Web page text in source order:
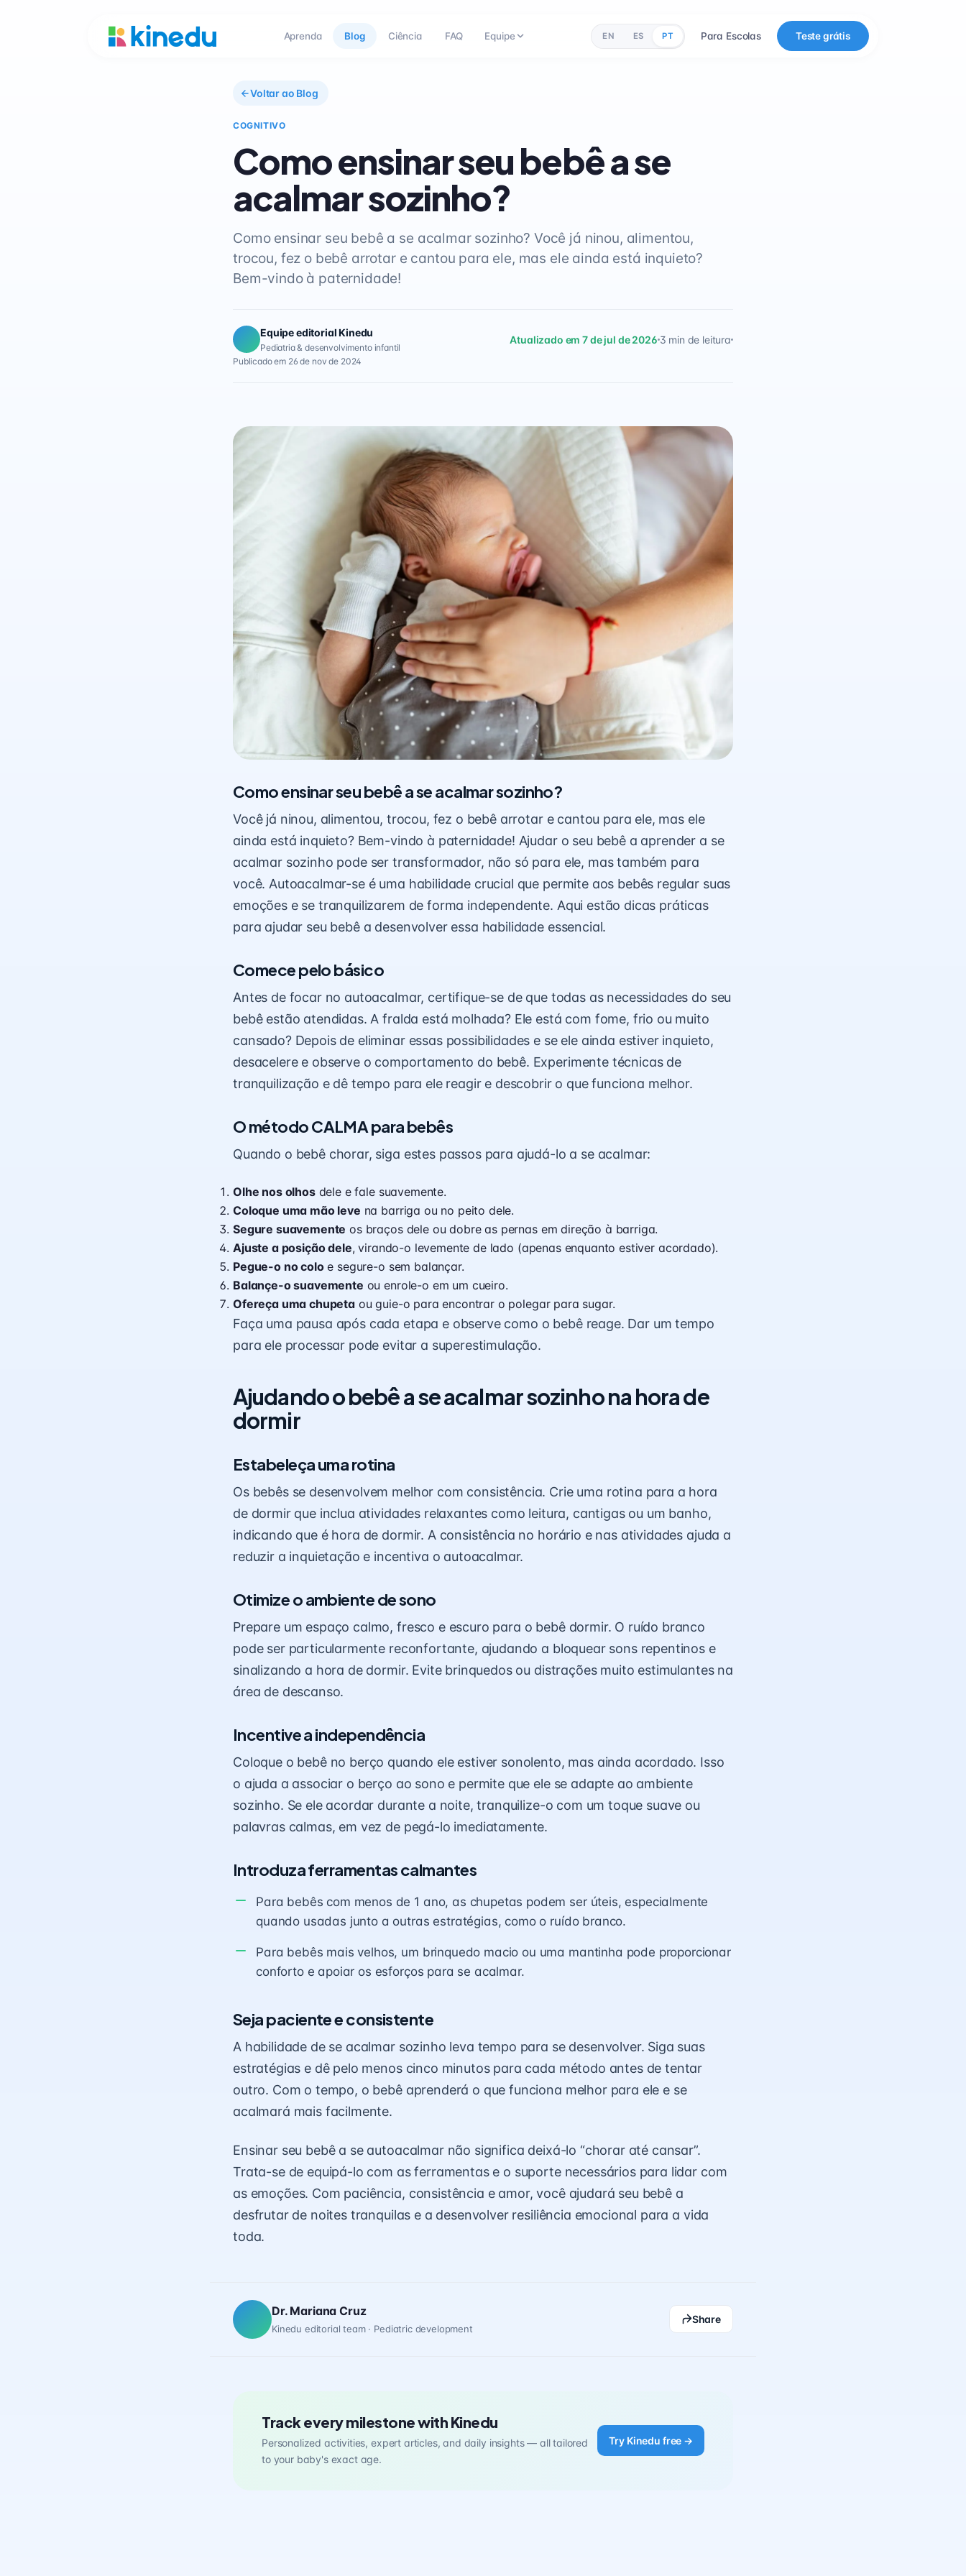
Aprenda Blog Ciência FAQ Equipe EN ES PT Para Escolas Teste grátis
Voltar ao Blog
COGNITIVO
Como ensinar seu bebê a se
acalmar sozinho?
Como ensinar seu bebê a se acalmar sozinho? Você já ninou, alimentou,
trocou, fez o bebê arrotar e cantou para ele, mas ele ainda está inquieto?
Bem-vindo à paternidade!
Equipe editorial Kinedu
Pediatria & desenvolvimento infantil
Atualizado em 7 de jul de 2026 3 min de leitura
Publicado em 26 de nov de 2024
Como ensinar seu bebê a se acalmar sozinho?
Você já ninou, alimentou, trocou, fez o bebê arrotar e cantou para ele, mas ele
ainda está inquieto? Bem-vindo à paternidade! Ajudar o seu bebê a aprender a se
acalmar sozinho pode ser transformador, não só para ele, mas também para
você. Autoacalmar-se é uma habilidade crucial que permite aos bebês regular suas
emoções e se tranquilizarem de forma independente. Aqui estão dicas práticas
para ajudar seu bebê a desenvolver essa habilidade essencial.
Comece pelo básico
Antes de focar no autoacalmar, certifique-se de que todas as necessidades do seu
bebê estão atendidas. A fralda está molhada? Ele está com fome, frio ou muito
cansado? Depois de eliminar essas possibilidades e se ele ainda estiver inquieto,
desacelere e observe o comportamento do bebê. Experimente técnicas de
tranquilização e dê tempo para ele reagir e descobrir o que funciona melhor.
O método CALMA para bebês
Quando o bebê chorar, siga estes passos para ajudá-lo a se acalmar:
Olhe nos olhosdele e fale suavemente.
Coloque uma mão leve na barriga ou no peito dele.
Segure suavemente os braços dele ou dobre as pernas em direção à barriga.
Ajuste a posição dele, virando-o levemente de lado (apenas enquanto estiver acordado).
Pegue-o no coloe segure-o sem balançar.
Balançe-o suavemente ou enrole-o em um cueiro.
Ofereça uma chupetaou guie-o para encontrar o polegar para sugar.
Faça uma pausa após cada etapa e observe como o bebê reage. Dar um tempo
para ele processar pode evitar a superestimulação.
Ajudando o bebê a se acalmar sozinho na hora de
dormir
Estabeleça uma rotina
Os bebês se desenvolvem melhor com consistência. Crie uma rotina para a hora
de dormir que inclua atividades relaxantes como leitura, cantigas ou um banho,
indicando que é hora de dormir. A consistência no horário e nas atividades ajuda a
reduzir a inquietação e incentiva o autoacalmar.
Otimize o ambiente de sono
Prepare um espaço calmo, fresco e escuro para o bebê dormir. O ruído branco
pode ser particularmente reconfortante, ajudando a bloquear sons repentinos e
sinalizando a hora de dormir. Evite brinquedos ou distrações muito estimulantes na
área de descanso.
Incentive a independência
Coloque o bebê no berço quando ele estiver sonolento, mas ainda acordado. Isso
o ajuda a associar o berço ao sono e permite que ele se adapte ao ambiente
sozinho. Se ele acordar durante a noite, tranquilize-o com um toque suave ou
palavras calmas, em vez de pegá-lo imediatamente.
Introduza ferramentas calmantes
Para bebês com menos de 1 ano, as chupetas podem ser úteis, especialmente
quando usadas junto a outras estratégias, como o ruído branco.
Para bebês mais velhos, um brinquedo macio ou uma mantinha pode proporcionar
conforto e apoiar os esforços para se acalmar.
Seja paciente e consistente
A habilidade de se acalmar sozinho leva tempo para se desenvolver. Siga suas
estratégias e dê pelo menos cinco minutos para cada método antes de tentar
outro. Com o tempo, o bebê aprenderá o que funciona melhor para ele e se
acalmará mais facilmente.
Ensinar seu bebê a se autoacalmar não significa deixá-lo “chorar até cansar”.
Trata-se de equipá-lo com as ferramentas e o suporte necessários para lidar com
as emoções. Com paciência, consistência e amor, você ajudará seu bebê a
desfrutar de noites tranquilas e a desenvolver resiliência emocional para a vida
toda.
Dr. Mariana Cruz
Kinedu editorial team · Pediatric development
Share
Track every milestone with Kinedu
Personalized activities, expert articles, and daily insights — all tailored
to your baby's exact age.
Try Kinedu free →